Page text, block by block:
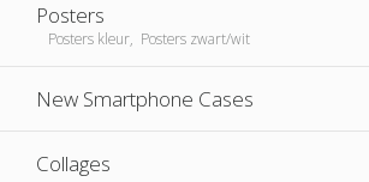
Posters
Posters kleur, Posters zwart/wit
New Smartphone Cases
Collages